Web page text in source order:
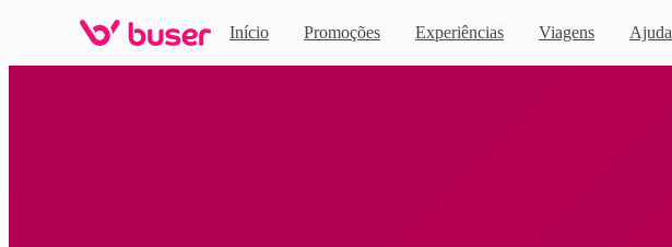
Início Promoções Experiências Viagens Ajuda
Home